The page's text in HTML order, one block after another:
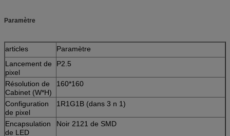
Paramètre
articles
Paramètre
Lancement de
pixel
P2.5
Résolution de
Cabinet (W*H)
160*160
Configuration
de pixel
1R1G1B (dans 3 n 1)
Encapsulation
de LED
Noir 2121 de SMD